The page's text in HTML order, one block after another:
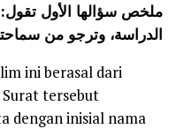
ملخص سؤالها الأول
الدراسة، وترجو من
ini berasal dari
Surat tersebut
dengan inisial nama